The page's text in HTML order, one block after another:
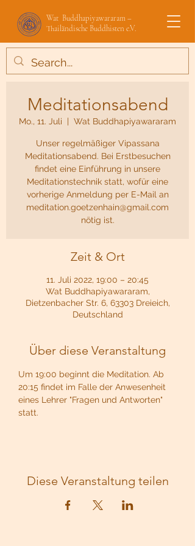
Wat Buddhapiyawararam –
Thailändische Buddhisten e.V.
Meditationsabend
Mo., 11. Juli
  |
Wat Buddhapiyawararam
Unser regelmäßiger Vipassana
Meditationsabend. Bei Erstbesuchen
findet eine Einführung in unsere
Meditationstechnik statt, wofür eine
vorherige Anmeldung per E-Mail an
meditation.goetzenhain@gmail.com
nötig ist.
Zeit & Ort
11. Juli 2022, 19:00 – 20:45
Wat Buddhapiyawararam,
Dietzenbacher Str. 6, 63303 Dreieich,
Deutschland
Über diese Veranstaltung
Um 19:00 beginnt die Meditation. Ab
20:15 findet im Falle der Anwesenheit
eines Lehrer "Fragen und Antworten"
statt.
Diese Veranstaltung teilen